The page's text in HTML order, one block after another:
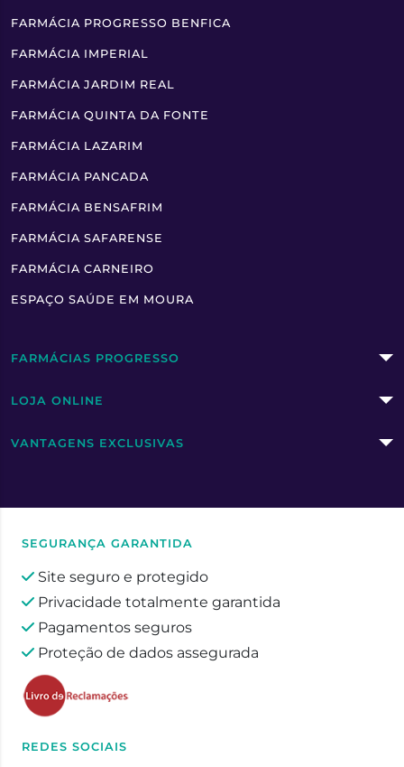
FARMÁCIA PROGRESSO BENFICA
FARMÁCIA IMPERIAL
FARMÁCIA JARDIM REAL
FARMÁCIA QUINTA DA FONTE
FARMÁCIA LAZARIM
FARMÁCIA PANCADA
FARMÁCIA BENSAFRIM
FARMÁCIA SAFARENSE
FARMÁCIA CARNEIRO
ESPAÇO SAÚDE EM MOURA
FARMÁCIAS PROGRESSO
LOJA ONLINE
VANTAGENS EXCLUSIVAS
SEGURANÇA GARANTIDA
Site seguro e protegido
Privacidade totalmente garantida
Pagamentos seguros
Proteção de dados assegurada
REDES SOCIAIS